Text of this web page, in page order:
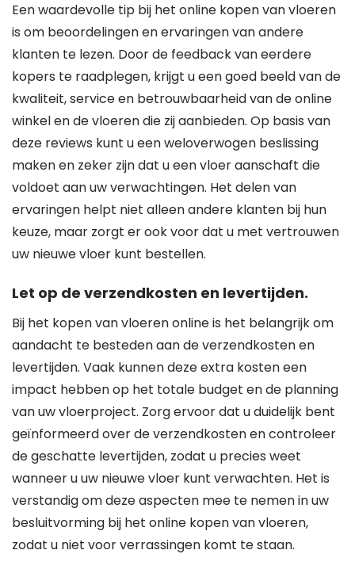
Een waardevolle tip bij het online kopen van vloeren
is om beoordelingen en ervaringen van andere
klanten te lezen. Door de feedback van eerdere
kopers te raadplegen, krijgt u een goed beeld van de
kwaliteit, service en betrouwbaarheid van de online
winkel en de vloeren die zij aanbieden. Op basis van
deze reviews kunt u een weloverwogen beslissing
maken en zeker zijn dat u een vloer aanschaft die
voldoet aan uw verwachtingen. Het delen van
ervaringen helpt niet alleen andere klanten bij hun
keuze, maar zorgt er ook voor dat u met vertrouwen
uw nieuwe vloer kunt bestellen.
Let op de verzendkosten en levertijden.
Bij het kopen van vloeren online is het belangrijk om
aandacht te besteden aan de verzendkosten en
levertijden. Vaak kunnen deze extra kosten een
impact hebben op het totale budget en de planning
van uw vloerproject. Zorg ervoor dat u duidelijk bent
geïnformeerd over de verzendkosten en controleer
de geschatte levertijden, zodat u precies weet
wanneer u uw nieuwe vloer kunt verwachten. Het is
verstandig om deze aspecten mee te nemen in uw
besluitvorming bij het online kopen van vloeren,
zodat u niet voor verrassingen komt te staan.